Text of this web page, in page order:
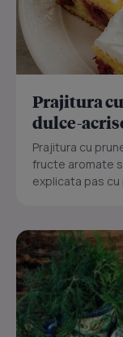
Prajitura
dulce-
Prajitura cu
fructe aromate
explicata pas cu